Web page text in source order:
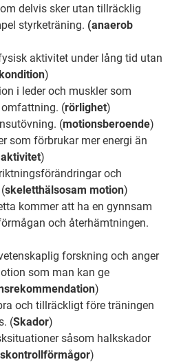
delvis sker utan tillräcklig
styrketräning. (anaerob
aktivitet under lång tid utan
)
i leder och muskler som
omfattning. (rörlighet)
(motionsberoende)
som förbrukar mer energi än
)
och
skeletthälsosam motion)
kommer att ha en gynnsam
och återhämtningen.
forskning och anger
som man kan ge
)
och tillräckligt före träningen
(Skador)
såsom halkskador
)